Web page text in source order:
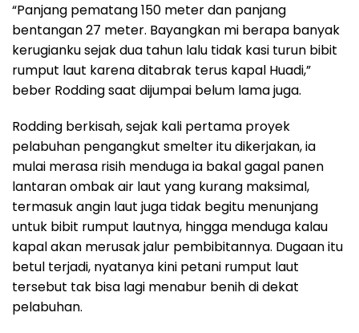
“Panjang pematang 150 meter dan panjang
bentangan 27 meter. Bayangkan mi berapa banyak
kerugianku sejak dua tahun lalu tidak kasi turun bibit
rumput laut karena ditabrak terus kapal Huadi,”
beber Rodding saat dijumpai belum lama juga.
Rodding berkisah, sejak kali pertama proyek
pelabuhan pengangkut smelter itu dikerjakan, ia
mulai merasa risih menduga ia bakal gagal panen
lantaran ombak air laut yang kurang maksimal,
termasuk angin laut juga tidak begitu menunjang
untuk bibit rumput lautnya, hingga menduga kalau
kapal akan merusak jalur pembibitannya. Dugaan itu
betul terjadi, nyatanya kini petani rumput laut
tersebut tak bisa lagi menabur benih di dekat
pelabuhan.